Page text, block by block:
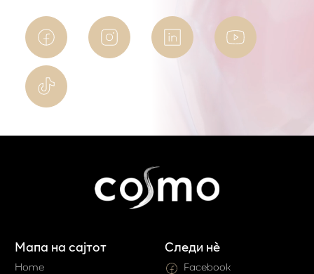
Мапа на сајтот
Home
Следи нè
Facebook